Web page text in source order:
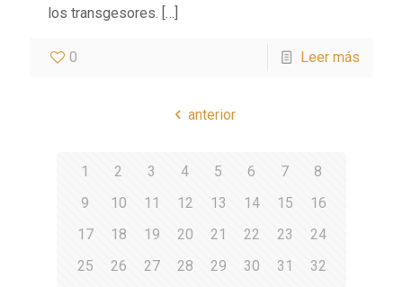
los transgesores. […]
0 Leer más
anterior
1 2 3 4 5 6 7
8
9
10 11 12 13 14 15
16
17
18 19 20 21 22 23
24
25
26 27 28 29 30 31
32